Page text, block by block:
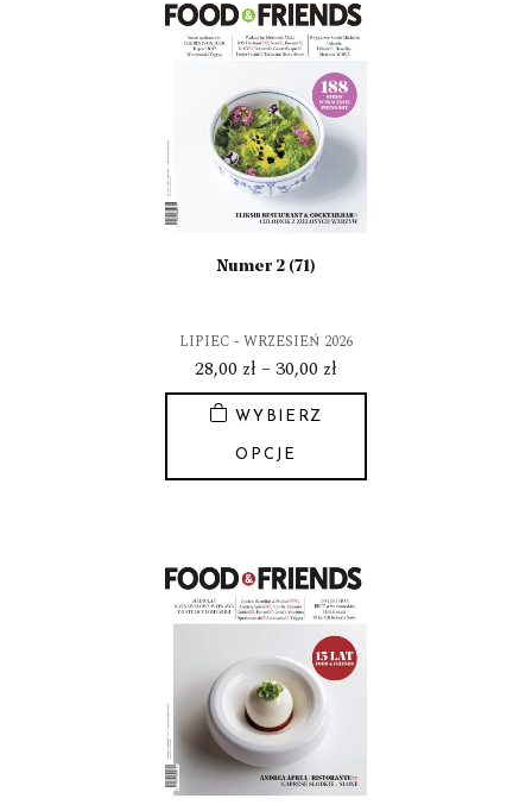
wiele
wariantów.
można
wybrać
na
stronie
produktu
Numer 2 (71)
LIPIEC - WRZESIEŃ 2026
28,00 zł–30,00 złZakres
cen:
do
WYBIERZ
OPCJE
wiele
wariantów.
można
wybrać
na
stronie
produktu